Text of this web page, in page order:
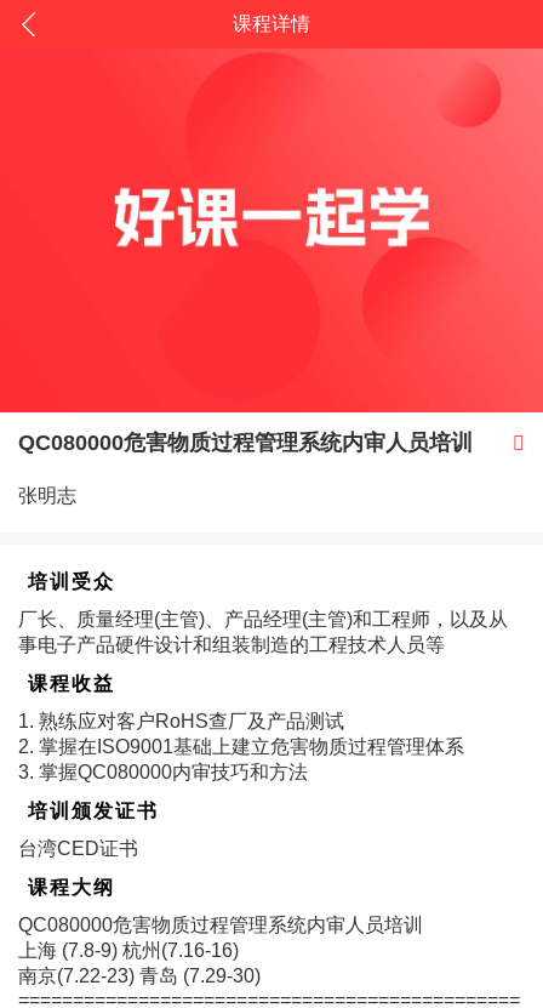
课程详情
QC080000危害物质过程管理系统内审人员培训 
张明志
培训受众
厂长、质量经理(主管)、产品经理(主管)和工程师，以及从
事电子产品硬件设计和组装制造的工程技术人员等
课程收益
1. 熟练应对客户RoHS查厂及产品测试
2. 掌握在ISO9001基础上建立危害物质过程管理体系
3. 掌握QC080000内审技巧和方法
培训颁发证书
台湾CED证书
课程大纲
QC080000危害物质过程管理系统内审人员培训
上海 (7.8-9) 杭州(7.16-16)
南京(7.22-23) 青岛 (7.29-30)
==============================================